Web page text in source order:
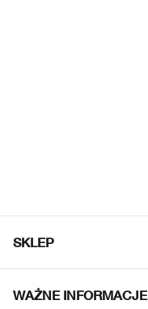
SKLEP
WAŻNE INFORMACJE